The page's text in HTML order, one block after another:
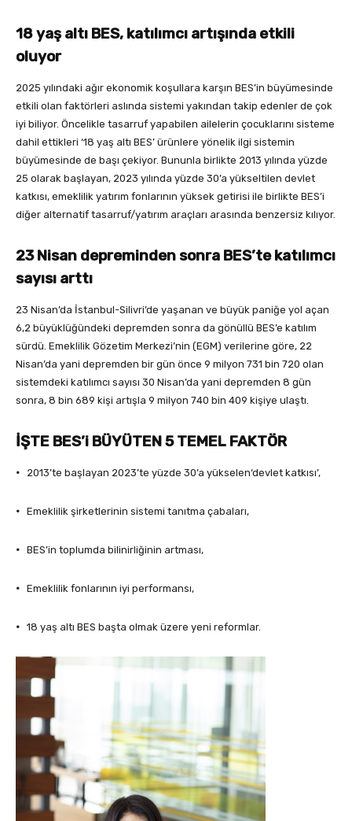
18 yaş altı BES, katılımcı artışında etkili
oluyor
2025 yılındaki ağır ekonomik koşullara karşın BES’in büyümesinde
etkili olan faktörleri aslında sistemi yakından takip edenler de çok
iyi biliyor. Öncelikle tasarruf yapabilen ailelerin çocuklarını sisteme
dahil ettikleri ‘18 yaş altı BES’ ürünlere yönelik ilgi sistemin
büyümesinde de başı çekiyor. Bununla birlikte 2013 yılında yüzde
25 olarak başlayan, 2023 yılında yüzde 30’a yükseltilen devlet
katkısı, emeklilik yatırım fonlarının yüksek getirisi ile birlikte BES’i
diğer alternatif tasarruf/yatırım araçları arasında benzersiz kılıyor.
23 Nisan depreminden sonra BES’te katılımcı
sayısı arttı
23 Nisan’da İstanbul-Silivri’de yaşanan ve büyük paniğe yol açan
6,2 büyüklüğündeki depremden sonra da gönüllü BES’e katılım
sürdü. Emeklilik Gözetim Merkezi’nin (EGM) verilerine göre, 22
Nisan’da yani depremden bir gün önce 9 milyon 731 bin 720 olan
sistemdeki katılımcı sayısı 30 Nisan’da yani depremden 8 gün
sonra, 8 bin 689 kişi artışla 9 milyon 740 bin 409 kişiye ulaştı.
İŞTE BES’i BÜYÜTEN 5 TEMEL FAKTÖR
· 2013’te başlayan 2023’te yüzde 30’a yükselen‘devlet katkısı’,
· Emeklilik şirketlerinin sistemi tanıtma çabaları,
· BES’in toplumda bilinirliğinin artması,
· Emeklilik fonlarının iyi performansı,
· 18 yaş altı BES başta olmak üzere yeni reformlar.